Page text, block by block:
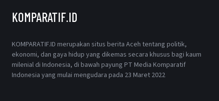
KOMPARATIF.ID
KOMPARATIF.ID merupakan situs berita Aceh tentang politik,
ekonomi, dan gaya hidup yang dikemas secara khusus bagi kaum
milenial di Indonesia, di bawah payung PT Media Komparatif
Indonesia yang mulai mengudara pada 23 Maret 2022